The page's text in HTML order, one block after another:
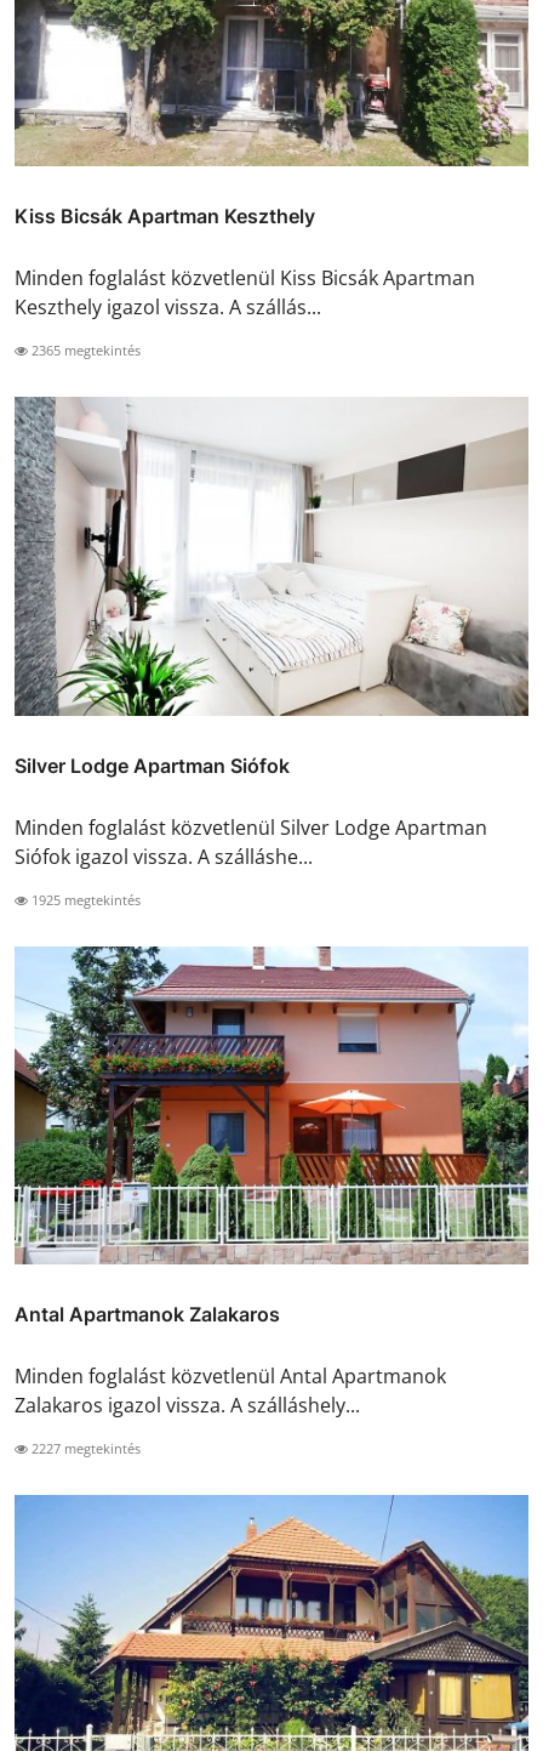
Kiss Bicsák Apartman Keszthely
Minden foglalást közvetlenül Kiss Bicsák Apartman
Keszthely igazol vissza. A szállás...
2365 megtekintés
Silver Lodge Apartman Siófok
Minden foglalást közvetlenül Silver Lodge Apartman
Siófok igazol vissza. A szálláshe...
1925 megtekintés
Antal Apartmanok Zalakaros
Minden foglalást közvetlenül Antal Apartmanok
Zalakaros igazol vissza. A szálláshely...
2227 megtekintés